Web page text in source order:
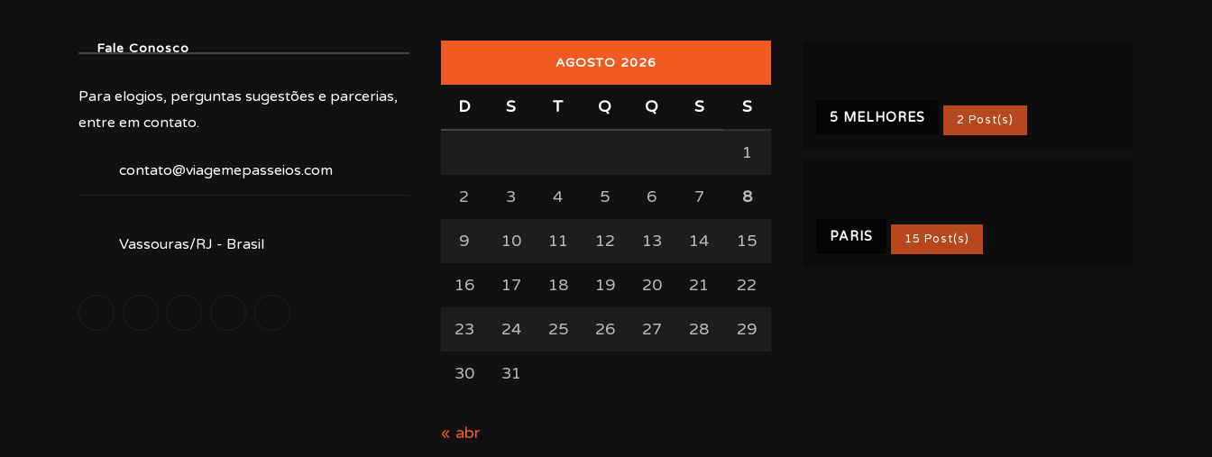
Fale Conosco
Para elogios, perguntas sugestões e parcerias,
entre em contato.
contato@viagemepasseios.com
Vassouras/RJ - Brasil
AGOSTO 2026
D S T Q Q S S
1
2 3 4 5 6 7 8
9 10 11 12 13 14 15
16 17 18 19 20 21 22
23 24 25 26 27 28 29
30 31
« abr
5 MELHORES 2 Post(s)
PARIS 15 Post(s)